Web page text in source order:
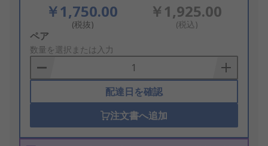
￥1,750.00
(税抜)
￥1,925.00
(税込)
Add
to
Basket
ペア
数量を選択または入力
配達日を確認
注文書へ追加